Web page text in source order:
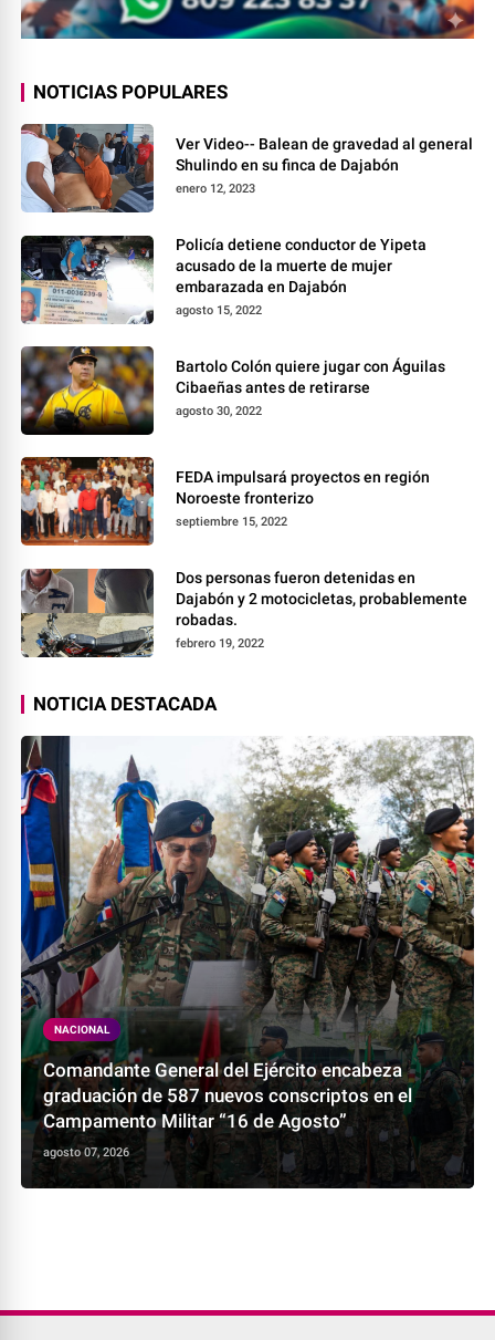
NOTICIAS POPULARES
Ver Video-- Balean de gravedad al general
Shulindo en su finca de Dajabón
enero 12, 2023
Policía detiene conductor de Yipeta
acusado de la muerte de mujer
embarazada en Dajabón
agosto 15, 2022
Bartolo Colón quiere jugar con Águilas
Cibaeñas antes de retirarse
agosto 30, 2022
FEDA impulsará proyectos en región
Noroeste fronterizo
septiembre 15, 2022
Dos personas fueron detenidas en
Dajabón y 2 motocicletas, probablemente
robadas.
febrero 19, 2022
NOTICIA DESTACADA
NACIONAL
Comandante General del Ejército encabeza
graduación de 587 nuevos conscriptos en el
Campamento Militar “16 de Agosto”
agosto 07, 2026